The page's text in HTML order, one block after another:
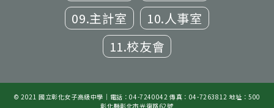
09.主計室
10.人事室
11.校友會
© 2021 國立彰化女子高級中學｜電話：04-7240042 傳真：04-7263812 地址：500
彰化縣彰化市光復路62號